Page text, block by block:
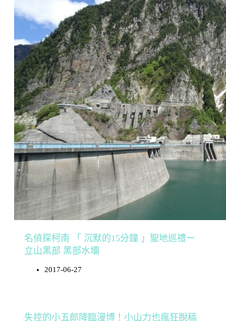
名偵探柯南 「 沉默的15分鐘 」聖地巡禮ー
立山黑部 黑部水壩
2017-06-27
失控的小五郎降臨漫博！小山力也瘋狂脫稿